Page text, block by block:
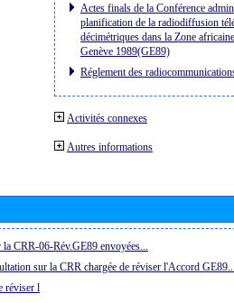
Actes finals de la Conférence
planification de la radiodiffusion
décimétriques dans la Zone
Genève 1989(GE89)
Réglement des
Activités connexes
Autres informations
CRR-06-Rév.GE89 envoyées...
sur la CRR chargée de réviser l'Accord
réviser l